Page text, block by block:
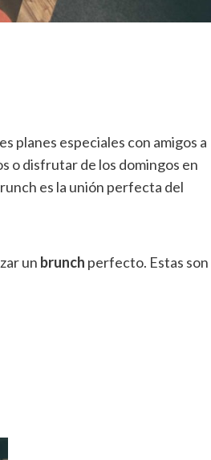
planes especiales con amigos a
o disfrutar de los domingos en
es la unión perfecta del
un brunch perfecto. Estas son